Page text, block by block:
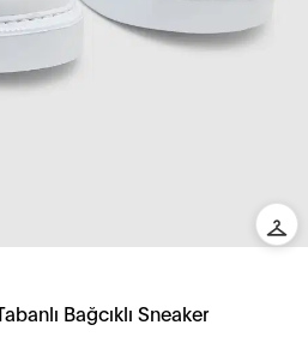
Bağcıklı Sneaker